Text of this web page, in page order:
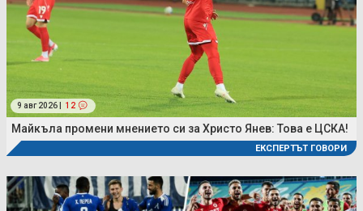
9 авг 2026 | 12
Майкъла промени мнението си за Христо Янев: Това е ЦСКА!
ЕКСПЕРТЪТ ГОВОРИ